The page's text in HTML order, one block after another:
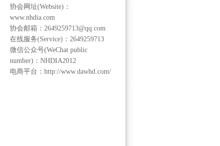
协会网址(Website)：
www.nhdia.com
协会邮箱：2649259713@qq.com
在线服务(Service)：2649259713
微信公众号(WeChat public
number)：NHDIA2012
电商平台：http://www.dawhd.com/